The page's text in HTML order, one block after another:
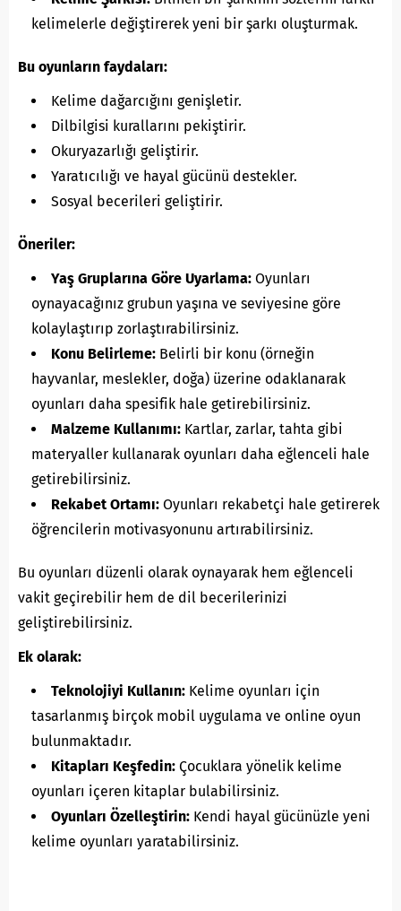
kelimelerle değiştirerek yeni bir şarkı oluşturmak.
Bu oyunların faydaları:
Kelime dağarcığını genişletir.
Dilbilgisi kurallarını pekiştirir.
Okuryazarlığı geliştirir.
Yaratıcılığı ve hayal gücünü destekler.
Sosyal becerileri geliştirir.
Öneriler:
Yaş Gruplarına Göre Uyarlama: Oyunları
oynayacağınız grubun yaşına ve seviyesine göre
kolaylaştırıp zorlaştırabilirsiniz.
Konu Belirleme: Belirli bir konu (örneğin
hayvanlar, meslekler, doğa) üzerine odaklanarak
oyunları daha spesifik hale getirebilirsiniz.
Malzeme Kullanımı: Kartlar, zarlar, tahta gibi
materyaller kullanarak oyunları daha eğlenceli hale
getirebilirsiniz.
Rekabet Ortamı: Oyunları rekabetçi hale getirerek
öğrencilerin motivasyonunu artırabilirsiniz.
Bu oyunları düzenli olarak oynayarak hem eğlenceli
vakit geçirebilir hem de dil becerilerinizi
geliştirebilirsiniz.
Ek olarak:
Teknolojiyi Kullanın: Kelime oyunları için
tasarlanmış birçok mobil uygulama ve online oyun
bulunmaktadır.
Kitapları Keşfedin: Çocuklara yönelik kelime
oyunları içeren kitaplar bulabilirsiniz.
Oyunları Özelleştirin: Kendi hayal gücünüzle yeni
kelime oyunları yaratabilirsiniz.